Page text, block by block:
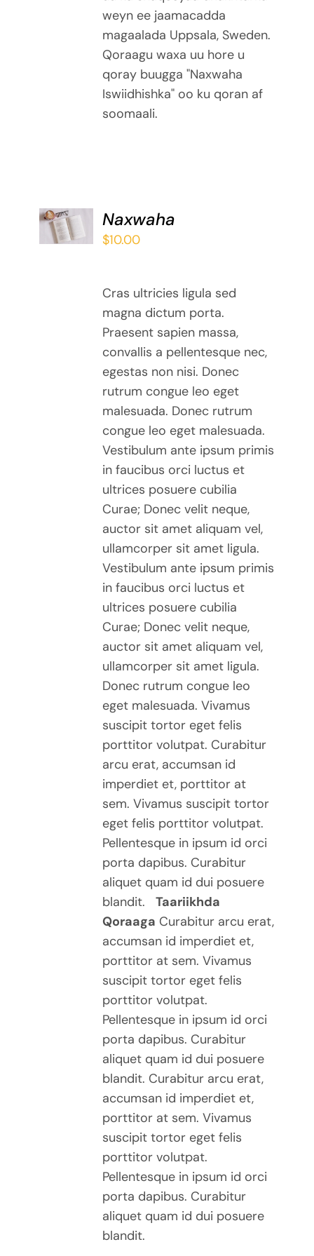
weyn ee jaamacadda
magaalada Uppsala, Sweden.
Qoraagu waxa uu hore u
qoray buugga "Naxwaha
Iswiidhishka" oo ku qoran af
soomaali.
ADD TO
BASKET
/
Naxwaha
$10.00
Cras ultricies ligula sed
magna dictum porta.
Praesent sapien massa,
convallis a pellentesque nec,
egestas non nisi. Donec
rutrum congue leo eget
malesuada. Donec rutrum
congue leo eget malesuada.
Vestibulum ante ipsum primis
in faucibus orci luctus et
ultrices posuere cubilia
Curae; Donec velit neque,
auctor sit amet aliquam vel,
ullamcorper sit amet ligula.
Vestibulum ante ipsum primis
in faucibus orci luctus et
ultrices posuere cubilia
Curae; Donec velit neque,
auctor sit amet aliquam vel,
ullamcorper sit amet ligula.
Donec rutrum congue leo
eget malesuada. Vivamus
suscipit tortor eget felis
porttitor volutpat. Curabitur
arcu erat, accumsan id
imperdiet et, porttitor at
sem. Vivamus suscipit tortor
eget felis porttitor volutpat.
Pellentesque in ipsum id orci
porta dapibus. Curabitur
aliquet quam id dui posuere
blandit.Taariikhda
Qoraaga Curabitur arcu erat,
accumsan id imperdiet et,
porttitor at sem. Vivamus
suscipit tortor eget felis
porttitor volutpat.
Pellentesque in ipsum id orci
porta dapibus. Curabitur
aliquet quam id dui posuere
blandit. Curabitur arcu erat,
accumsan id imperdiet et,
porttitor at sem. Vivamus
suscipit tortor eget felis
porttitor volutpat.
Pellentesque in ipsum id orci
porta dapibus. Curabitur
aliquet quam id dui posuere
blandit.